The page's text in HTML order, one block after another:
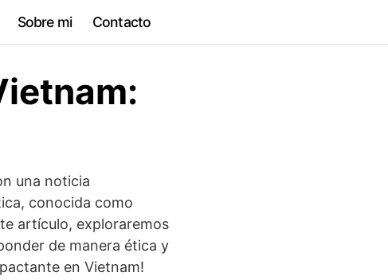
Sobre mi Contacto
una noticia
conocida como
artículo, exploraremos
de manera ética y
en Vietnam!